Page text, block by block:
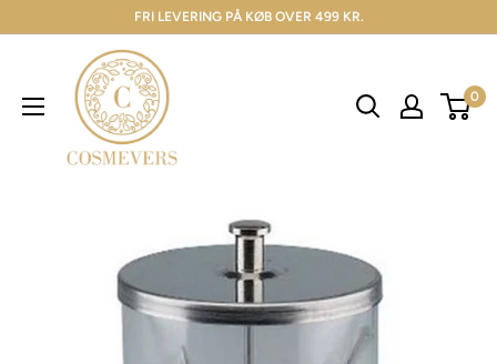
FRI LEVERING PÅ KØB OVER 499 KR.
0